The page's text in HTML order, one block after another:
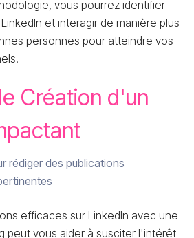
vous pourrez identifier
et interagir de manière plus
personnes pour atteindre vos
Création d'un
rédiger des publications
efficaces sur LinkedIn avec une
peut vous aider à susciter l'intérêt